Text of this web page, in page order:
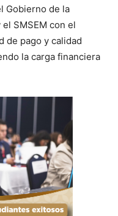
Gobierno de la
SMSEM con el
de pago y calidad
la carga financiera